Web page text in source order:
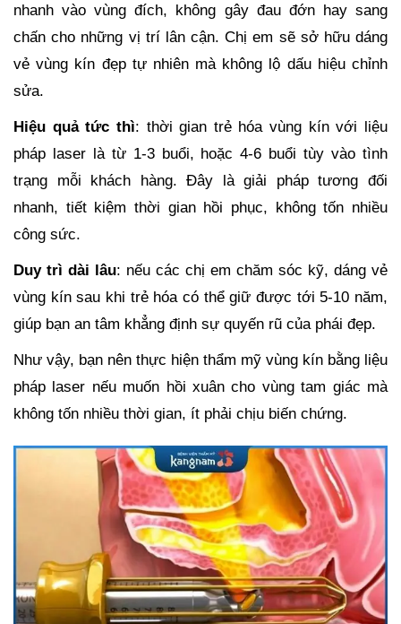
nhanh vào vùng đích, không gây đau đớn hay sang
chấn cho những vị trí lân cận. Chị em sẽ sở hữu dáng
vẻ vùng kín đẹp tự nhiên mà không lộ dấu hiệu chỉnh
sửa.
Hiệu quả tức thì: thời gian trẻ hóa vùng kín với liệu
pháp laser là từ 1-3 buổi, hoặc 4-6 buổi tùy vào tình
trạng mỗi khách hàng. Đây là giải pháp tương đối
nhanh, tiết kiệm thời gian hồi phục, không tốn nhiều
công sức.
Duy trì dài lâu: nếu các chị em chăm sóc kỹ, dáng vẻ
vùng kín sau khi trẻ hóa có thể giữ được tới 5-10 năm,
giúp bạn an tâm khẳng định sự quyến rũ của phái đẹp.
Như vậy, bạn nên thực hiện thẩm mỹ vùng kín bằng liệu
pháp laser nếu muốn hồi xuân cho vùng tam giác mà
không tốn nhiều thời gian, ít phải chịu biến chứng.